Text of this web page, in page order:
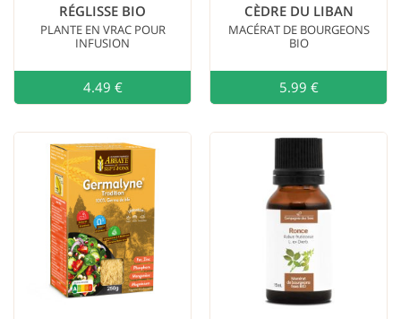
RÉGLISSE BIO
PLANTE EN VRAC POUR
INFUSION
4.49 € Ajouter au
CÈDRE DU LIBAN
MACÉRAT DE BOURGEONS
BIO
5.99 €